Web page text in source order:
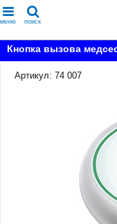
меню поиск
Кнопка вызова
Артикул: 74 007